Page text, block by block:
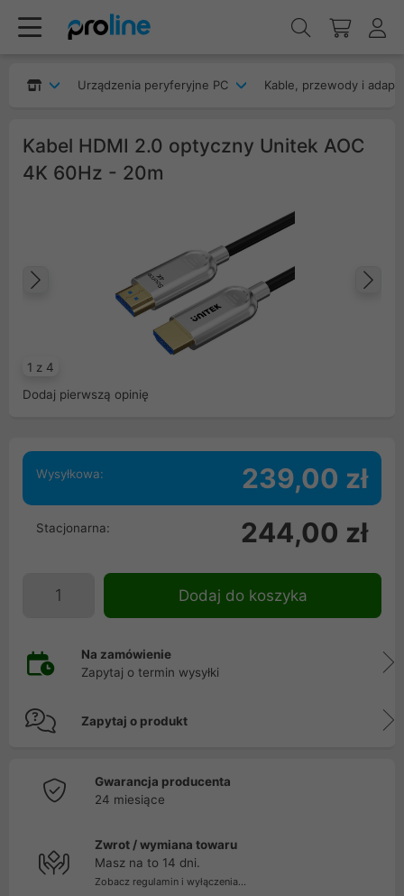
Urządzenia peryferyjne PC Kable, przewody i
Kabel HDMI 2.0 optyczny Unitek AOC
4K 60Hz - 20m
1 z 4
Poprzedni
Dodaj pierwszą opinię
Wysyłkowa: 239,00 zł
Stacjonarna: 244,00 zł
Dodaj do koszyka
Na zamówienie
Zapytaj o termin wysyłki
Zapytaj o produkt
Gwarancja producenta
24 miesiące
Zwrot / wymiana towaru
Masz na to 14 dni.
Zobacz regulamin i wyłączenia...